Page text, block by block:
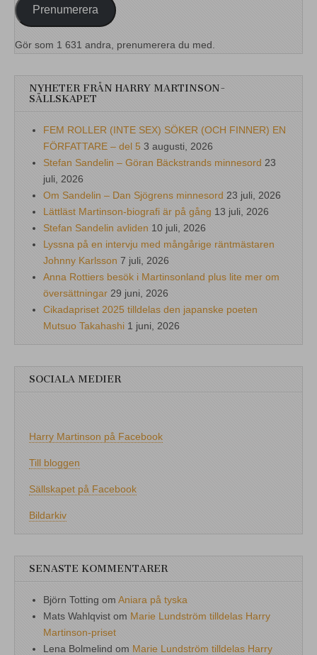
Prenumerera
Gör som 1 631 andra, prenumerera du med.
NYHETER FRÅN HARRY MARTINSON-
SÄLLSKAPET
FEM ROLLER (INTE SEX) SÖKER (OCH FINNER) EN
FÖRFATTARE – del 5 3 augusti, 2026
Stefan Sandelin – Göran Bäckstrands minnesord 23
juli, 2026
Om Sandelin – Dan Sjögrens minnesord 23 juli, 2026
Lättläst Martinson-biografi är på gång 13 juli, 2026
Stefan Sandelin avliden 10 juli, 2026
Lyssna på en intervju med mångårige räntmästaren
Johnny Karlsson 7 juli, 2026
Anna Rottiers besök i Martinsonland plus lite mer om
översättningar 29 juni, 2026
Cikadapriset 2025 tilldelas den japanske poeten
Mutsuo Takahashi 1 juni, 2026
SOCIALA MEDIER
Harry Martinson på Facebook
Till bloggen
Sällskapet på Facebook
Bildarkiv
SENASTE KOMMENTARER
Björn Totting om Aniara på tyska
Mats Wahlqvist om Marie Lundström tilldelas Harry
Martinson-priset
Lena Bolmelind om Marie Lundström tilldelas Harry